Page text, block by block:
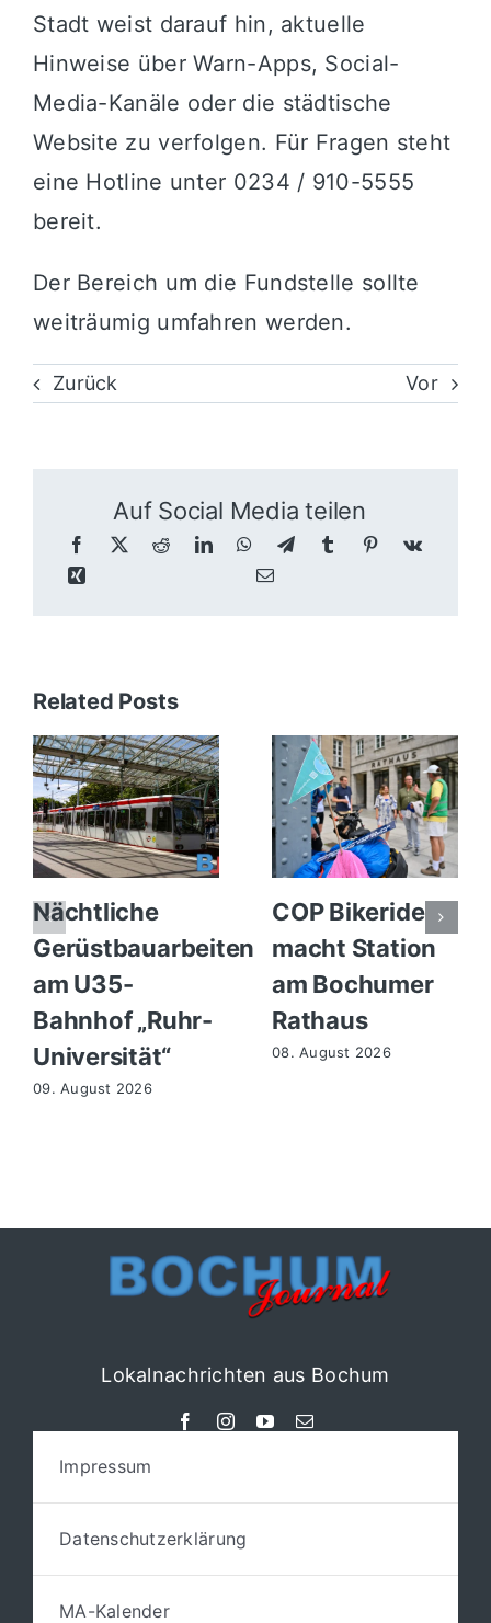
Stadt weist darauf hin, aktuelle
Hinweise über Warn-Apps, Social-
Media-Kanäle oder die städtische
Website zu verfolgen. Für Fragen steht
eine Hotline unter 0234 / 910-5555
bereit.
Der Bereich um die Fundstelle sollte
weiträumig umfahren werden.
Zurück Vor
Auf Social Media teilen
Related Posts
Nächtliche
Gerüstbauarbeiten
am U35-
Bahnhof „Ruhr-
Universität“
09. August 2026
COP Bikeride
macht Station
am Bochumer
Rathaus
08. August 2026
Lokalnachrichten aus Bochum
Impressum
Datenschutzerklärung
MA-Kalender